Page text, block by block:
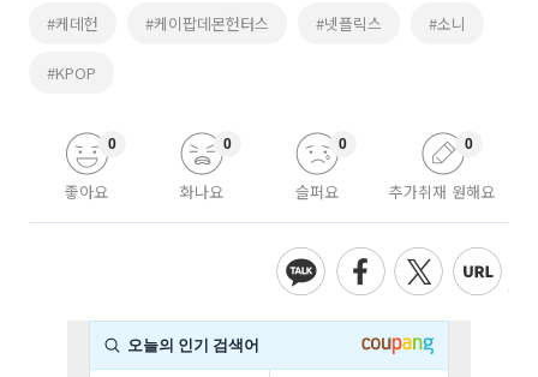
#케데헌 #케이팝데몬헌터스 #넷플릭스 #소니
#KPOP
좋아요
0
화나요
0
슬퍼요
0
추가취재 원해요
0